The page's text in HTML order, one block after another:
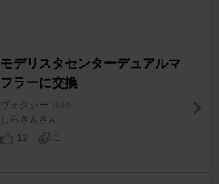
モデリスタセンターデュアルマ
フラーに交換
ヴォクシー [60系]
しらさんさん
12
1